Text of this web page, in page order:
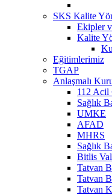
SKS Kalite
Ekipler
Kalite
Eğitimlerimiz
TGAP
Anlaşmalı
112 Acil
Sağlık
UMKE
AFAD
MHRS
Sağlık
Bitlis
Tatvan
Tatvan
Tatvan